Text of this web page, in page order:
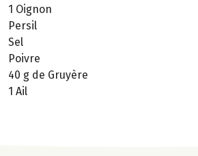
1 Oignon
Persil
Sel
Poivre
40 g de Gruyère
1 Ail